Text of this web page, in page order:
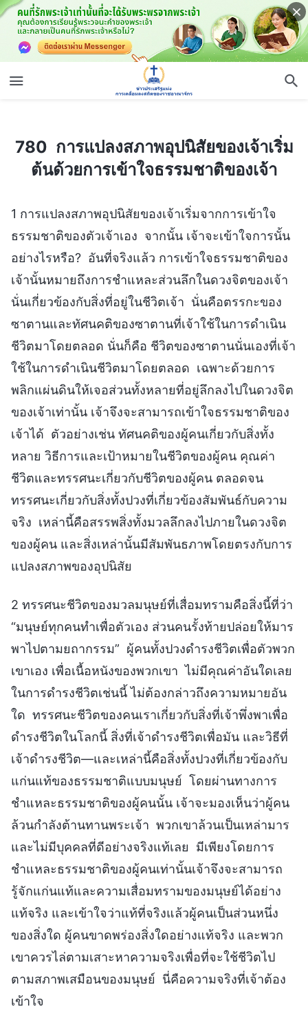
780 การแปลงสภาพอุปนิสัยของเจ้าเริ่ม
ต้นด้วยการเข้าใจธรรมชาติของเจ้า
1 การแปลงสภาพอุปนิสัยของเจ้าเริ่มจากการเข้าใจ
ธรรมชาติของตัวเจ้าเอง จากนั้น เจ้าจะเข้าใจการนั้น
อย่างไรหรือ? อันที่จริงแล้ว การเข้าใจธรรมชาติของ
เจ้านั้นหมายถึงการชำแหละส่วนลึกในดวงจิตของเจ้า
นั่นเกี่ยวข้องกับสิ่งที่อยู่ในชีวิตเจ้า นั่นคือตรรกะของ
ซาตานและทัศนคติของซาตานที่เจ้าใช้ในการดำเนิน
ชีวิตมาโดยตลอด นั่นก็คือ ชีวิตของซาตานนั่นเองที่เจ้า
ใช้ในการดำเนินชีวิตมาโดยตลอด เฉพาะด้วยการ
พลิกแผ่นดินให้เจอส่วนทั้งหลายที่อยู่ลึกลงไปในดวงจิต
ของเจ้าเท่านั้น เจ้าจึงจะสามารถเข้าใจธรรมชาติของ
เจ้าได้ ตัวอย่างเช่น ทัศนคติของผู้คนเกี่ยวกับสิ่งทั้ง
หลาย วิธีการและเป้าหมายในชีวิตของผู้คน คุณค่า
ชีวิตและทรรศนะเกี่ยวกับชีวิตของผู้คน ตลอดจน
ทรรศนะเกี่ยวกับสิ่งทั้งปวงที่เกี่ยวข้องสัมพันธ์กับความ
จริง เหล่านี้คือสรรพสิ่งทั้งมวลลึกลงไปภายในดวงจิต
ของผู้คน และสิ่งเหล่านั้นมีสัมพันธภาพโดยตรงกับการ
แปลงสภาพของอุปนิสัย
2 ทรรศนะชีวิตของมวลมนุษย์ที่เสื่อมทรามคือสิ่งนี้ที่ว่า
“มนุษย์ทุกคนทำเพื่อตัวเอง ส่วนคนรั้งท้ายปล่อยให้มาร
พาไปตามยถากรรม” ผู้คนทั้งปวงดำรงชีวิตเพื่อตัวพวก
เขาเอง เพื่อเนื้อหนังของพวกเขา ไม่มีคุณค่าอันใดเลย
ในการดำรงชีวิตเช่นนี้ ไม่ต้องกล่าวถึงความหมายอัน
ใด ทรรศนะชีวิตของคนเราเกี่ยวกับสิ่งที่เจ้าพึ่งพาเพื่อ
ดำรงชีวิตในโลกนี้ สิ่งที่เจ้าดำรงชีวิตเพื่อมัน และวิธีที่
เจ้าดำรงชีวิต—และเหล่านี้คือสิ่งทั้งปวงที่เกี่ยวข้องกับ
แก่นแท้ของธรรมชาติแบบมนุษย์ โดยผ่านทางการ
ชำแหละธรรมชาติของผู้คนนั้น เจ้าจะมองเห็นว่าผู้คน
ล้วนกำลังต้านทานพระเจ้า พวกเขาล้วนเป็นเหล่ามาร
และไม่มีบุคคลที่ดีอย่างจริงแท้เลย มีเพียงโดยการ
ชำแหละธรรมชาติของผู้คนเท่านั้นเจ้าจึงจะสามารถ
รู้จักแก่นแท้และความเสื่อมทรามของมนุษย์ได้อย่าง
แท้จริง และเข้าใจว่าแท้ที่จริงแล้วผู้คนเป็นส่วนหนึ่ง
ของสิ่งใด ผู้คนขาดพร่องสิ่งใดอย่างแท้จริง และพวก
เขาควรไล่ตามเสาะหาความจริงเพื่อที่จะใช้ชีวิตไป
ตามสภาพเสมือนของมนุษย์ นี่คือความจริงที่เจ้าต้อง
เข้าใจ